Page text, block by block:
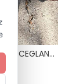
RĘCZNIK Z MIKROFIBRY 140 X 70 CM CEGLANY TERRACOTTA